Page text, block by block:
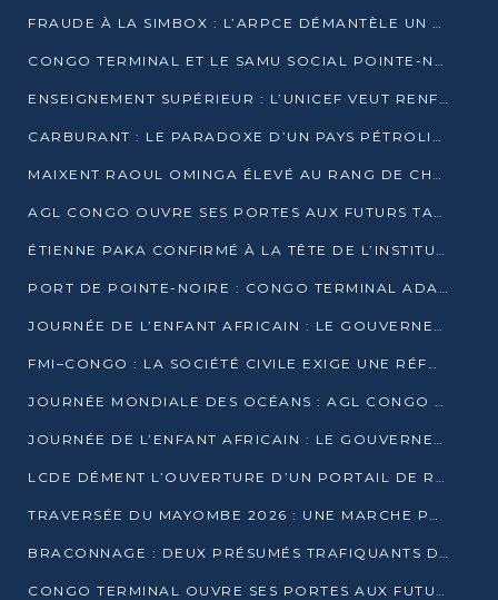
FRAUDE À LA SIMBOX : L’ARPCE DÉMANTÈLE UN RÉSEAU UTILISANT DES CARTES SIM OUGANDAISES
CONGO TERMINAL ET LE SAMU SOCIAL POINTE-NOIRE RENOUVELLENT LEUR PARTENARIAT EN FAVEUR DES JEUNES VULNÉRABLES
ENSEIGNEMENT SUPÉRIEUR : L’UNICEF VEUT RENFORCER LA RECHERCHE SUR LES QUESTIONS DE L’ENFANCE
CARBURANT : LE PARADOXE D’UN PAYS PÉTROLIER CONFRONTÉ À DES PÉNURIES RÉCURRENTES
MAIXENT RAOUL OMINGA ÉLEVÉ AU RANG DE CHEVALIER DE L’ORDRE DE L’AMITIÉ ENTRE LA RUSSIE ET LE CONGO
AGL CONGO OUVRE SES PORTES AUX FUTURS TALENTS DE LA LOGISTIQUE
ÉTIENNE PAKA CONFIRMÉ À LA TÊTE DE L’INSTITUT GÉOGRAPHIQUE NATIONAL
PORT DE POINTE-NOIRE : CONGO TERMINAL ADAPTE SON DRAGAGE AUX SABLES BITUMINEUX
JOURNÉE DE L’ENFANT AFRICAIN : LE GOUVERNEMENT RÉAFFIRME SON ENGAGEMENT POUR L’ACCÈS À L’EAU ET À L’ASSAINISSEMENT
FMI–CONGO : LA SOCIÉTÉ CIVILE EXIGE UNE RÉFORME DE LA FISCALITÉ PÉTROLIÈRE
JOURNÉE MONDIALE DES OCÉANS : AGL CONGO MOBILISE SES COLLABORATEURS POUR LA PRÉSERVATION DE LA BIODIVERSITÉ MARINE
JOURNÉE DE L’ENFANT AFRICAIN : LE GOUVERNEMENT MOBILISÉ POUR L’HYGIÈNE DANS LES ORPHELINATS
LCDE DÉMENT L’OUVERTURE D’UN PORTAIL DE RECRUTEMENT ET APPELLE À LA VIGILANCE
TRAVERSÉE DU MAYOMBE 2026 : UNE MARCHE POUR SENSIBILISER ET DÉPISTER AU DIABÈTE
BRACONNAGE : DEUX PRÉSUMÉS TRAFIQUANTS D’HIPPOPOTAME ÉCROUÉS À BRAZZAVILLE
CONGO TERMINAL OUVRE SES PORTES AUX FUTURS INGÉNIEURS DE L’UCAC-ICAM